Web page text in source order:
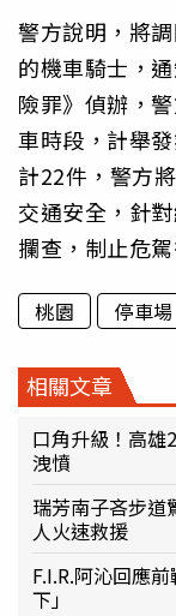
警方說明，將
的機車騎士，
險罪》偵辦，
車時段，計舉
計22件，警方
交通安全，針
攔查，制止危駕
桃園 停車場
相關文章
口角升級！高雄
洩憤
瑞芳南子吝步
人火速救援
F.I.R.阿沁回應
下」